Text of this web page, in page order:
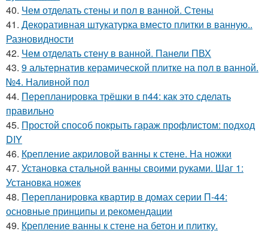
40. Чем отделать стены и пол в ванной. Стены
41. Декоративная штукатурка вместо плитки в ванную..
Разновидности
42. Чем отделать стену в ванной. Панели ПВХ
43. 9 альтернатив керамической плитке на пол в ванной.
№4. Наливной пол
44. Перепланировка трёшки в п44: как это сделать
правильно
45. Простой способ покрыть гараж профлистом: подход
DIY
46. Крепление акриловой ванны к стене. На ножки
47. Установка стальной ванны своими руками. Шаг 1:
Установка ножек
48. Перепланировка квартир в домах серии П-44:
основные принципы и рекомендации
49. Крепление ванны к стене на бетон и плитку.